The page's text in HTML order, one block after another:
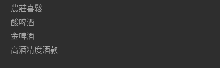
農莊喜鬆
酸啤酒
金啤酒
高酒精度酒款